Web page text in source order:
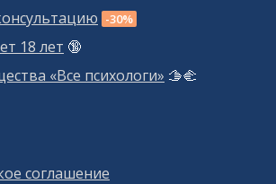
-30%
18 лет 🔞
«Все психологи» 🫱‍🫲
соглашение